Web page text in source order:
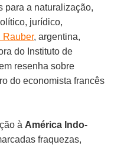
para a naturalização,
jurídico,
Rauber, argentina,
do Instituto de
resenha sobre
do economista francês
à América Indo-
fraquezas,